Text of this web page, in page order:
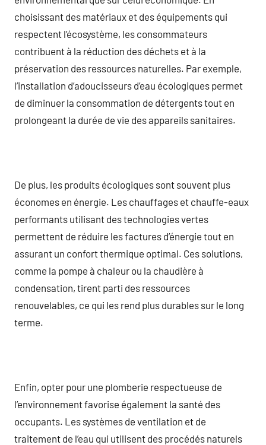
choisissant des matériaux et des équipements qui
respectent l’écosystème, les consommateurs
contribuent à la réduction des déchets et à la
préservation des ressources naturelles. Par exemple,
l’installation d’adoucisseurs d’eau écologiques permet
de diminuer la consommation de détergents tout en
prolongeant la durée de vie des appareils sanitaires.
De plus, les produits écologiques sont souvent plus
économes en énergie. Les chauffages et chauffe-eaux
performants utilisant des technologies vertes
permettent de réduire les factures d’énergie tout en
assurant un confort thermique optimal. Ces solutions,
comme la pompe à chaleur ou la chaudière à
condensation, tirent parti des ressources
renouvelables, ce qui les rend plus durables sur le long
terme.
Enfin, opter pour une plomberie respectueuse de
l’environnement favorise également la santé des
occupants. Les systèmes de ventilation et de
traitement de l’eau qui utilisent des procédés naturels